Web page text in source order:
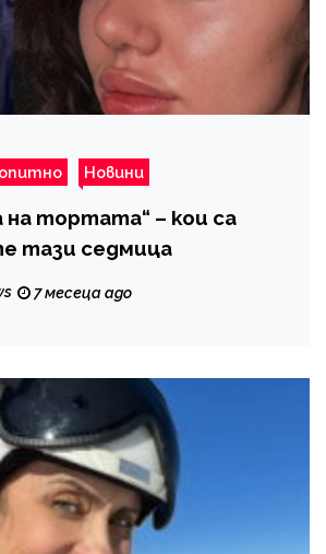
Новини
тортата“ – кои са
тази седмица
7 месеца ago